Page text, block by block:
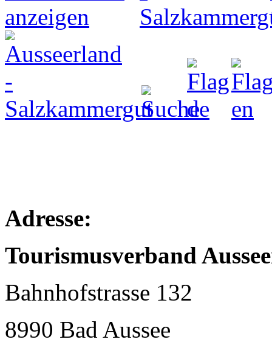
Adresse:
Tourismusverband
Bahnhofstrasse 132
8990 Bad Aussee